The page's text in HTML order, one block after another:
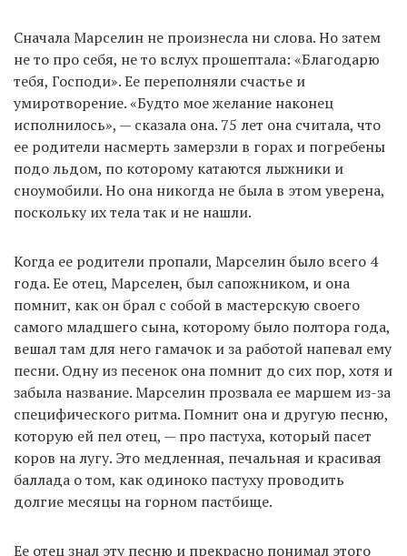
Сначала Марселин не произнесла ни слова. Но затем
не то про себя, не то вслух прошептала: «Благодарю
тебя, Господи». Ее переполняли счастье и
умиротворение. «Будто мое желание наконец
исполнилось», — сказала она. 75 лет она считала, что
ее родители насмерть замерзли в горах и погребены
подо льдом, по которому катаются лыжники и
сноумобили. Но она никогда не была в этом уверена,
поскольку их тела так и не нашли.
Когда ее родители пропали, Марселин было всего 4
года. Ее отец, Марселен, был сапожником, и она
помнит, как он брал с собой в мастерскую своего
самого младшего сына, которому было полтора года,
вешал там для него гамачок и за работой напевал ему
песни. Одну из песенок она помнит до сих пор, хотя и
забыла название. Марселин прозвала ее маршем из-за
специфического ритма. Помнит она и другую песню,
которую ей пел отец, — про пастуха, который пасет
коров на лугу. Это медленная, печальная и красивая
баллада о том, как одиноко пастуху проводить
долгие месяцы на горном пастбище.
Ее отец знал эту песню и прекрасно понимал этого